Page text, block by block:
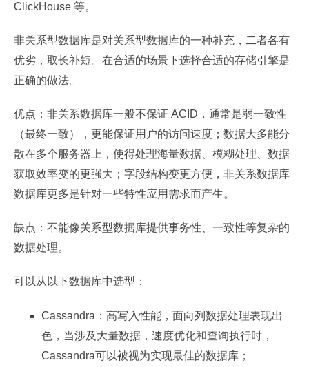
ClickHouse 等。
非关系型数据库是对关系型数据库的一种补充，二者各有
优劣，取长补短。在合适的场景下选择合适的存储引擎是
正确的做法。
优点：非关系数据库一般不保证 ACID，通常是弱一致性
（最终一致），更能保证用户的访问速度；数据大多能分
散在多个服务器上，使得处理海量数据、模糊处理、数据
获取效率变的更强大；字段结构变更方便，非关系数据库
数据库更多是针对一些特性应用需求而产生。
缺点：不能像关系型数据库提供事务性、一致性等复杂的
数据处理。
可以从以下数据库中选型：
Cassandra：高写入性能，面向列数据处理表现出
色，当涉及大量数据，速度优化和查询执行时，
Cassandra可以被视为实现最佳的数据库；